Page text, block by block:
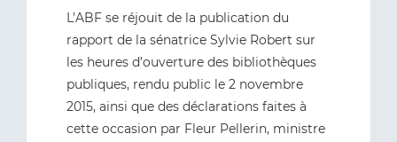
L’ABF se réjouit de la publication du
rapport de la sénatrice Sylvie Robert sur
les heures d’ouverture des bibliothèques
publiques, rendu public le 2 novembre
2015, ainsi que des déclarations faites à
cette occasion par Fleur Pellerin, ministre